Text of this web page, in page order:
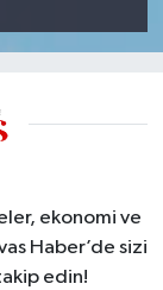
ekonomi ve
Haber’de sizi
edin!